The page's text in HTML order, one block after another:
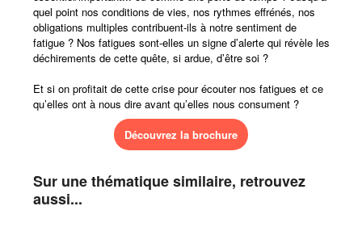
quel point nos conditions de vies, nos rythmes effrénés, nos
obligations multiples contribuent-ils à notre sentiment de
fatigue ? Nos fatigues sont-elles un signe d’alerte qui révèle les
déchirements de cette quête, si ardue, d’être soi ?
Et si on profitait de cette crise pour écouter nos fatigues et ce
qu’elles ont à nous dire avant qu’elles nous consument ?
Découvrez la brochure
Sur une thématique similaire, retrouvez
aussi...